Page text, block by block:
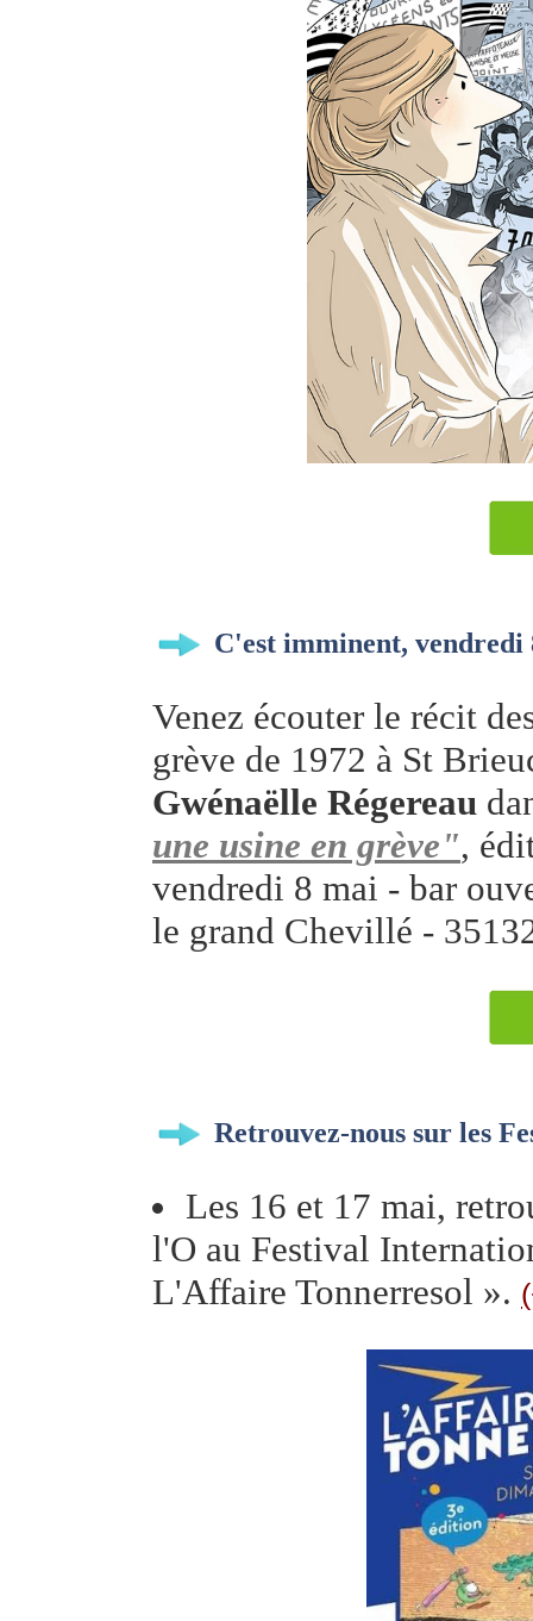
C'est imminent, vendredi
Venez écouter le récit
grève de 1972 à St
Gwénaëlle Régereau
une usine en grève",
vendredi 8 mai - bar
le grand Chevillé -
Retrouvez-nous sur les
Les 16 et 17 mai,
l'O au Festival
L'Affaire Tonnerresol ».